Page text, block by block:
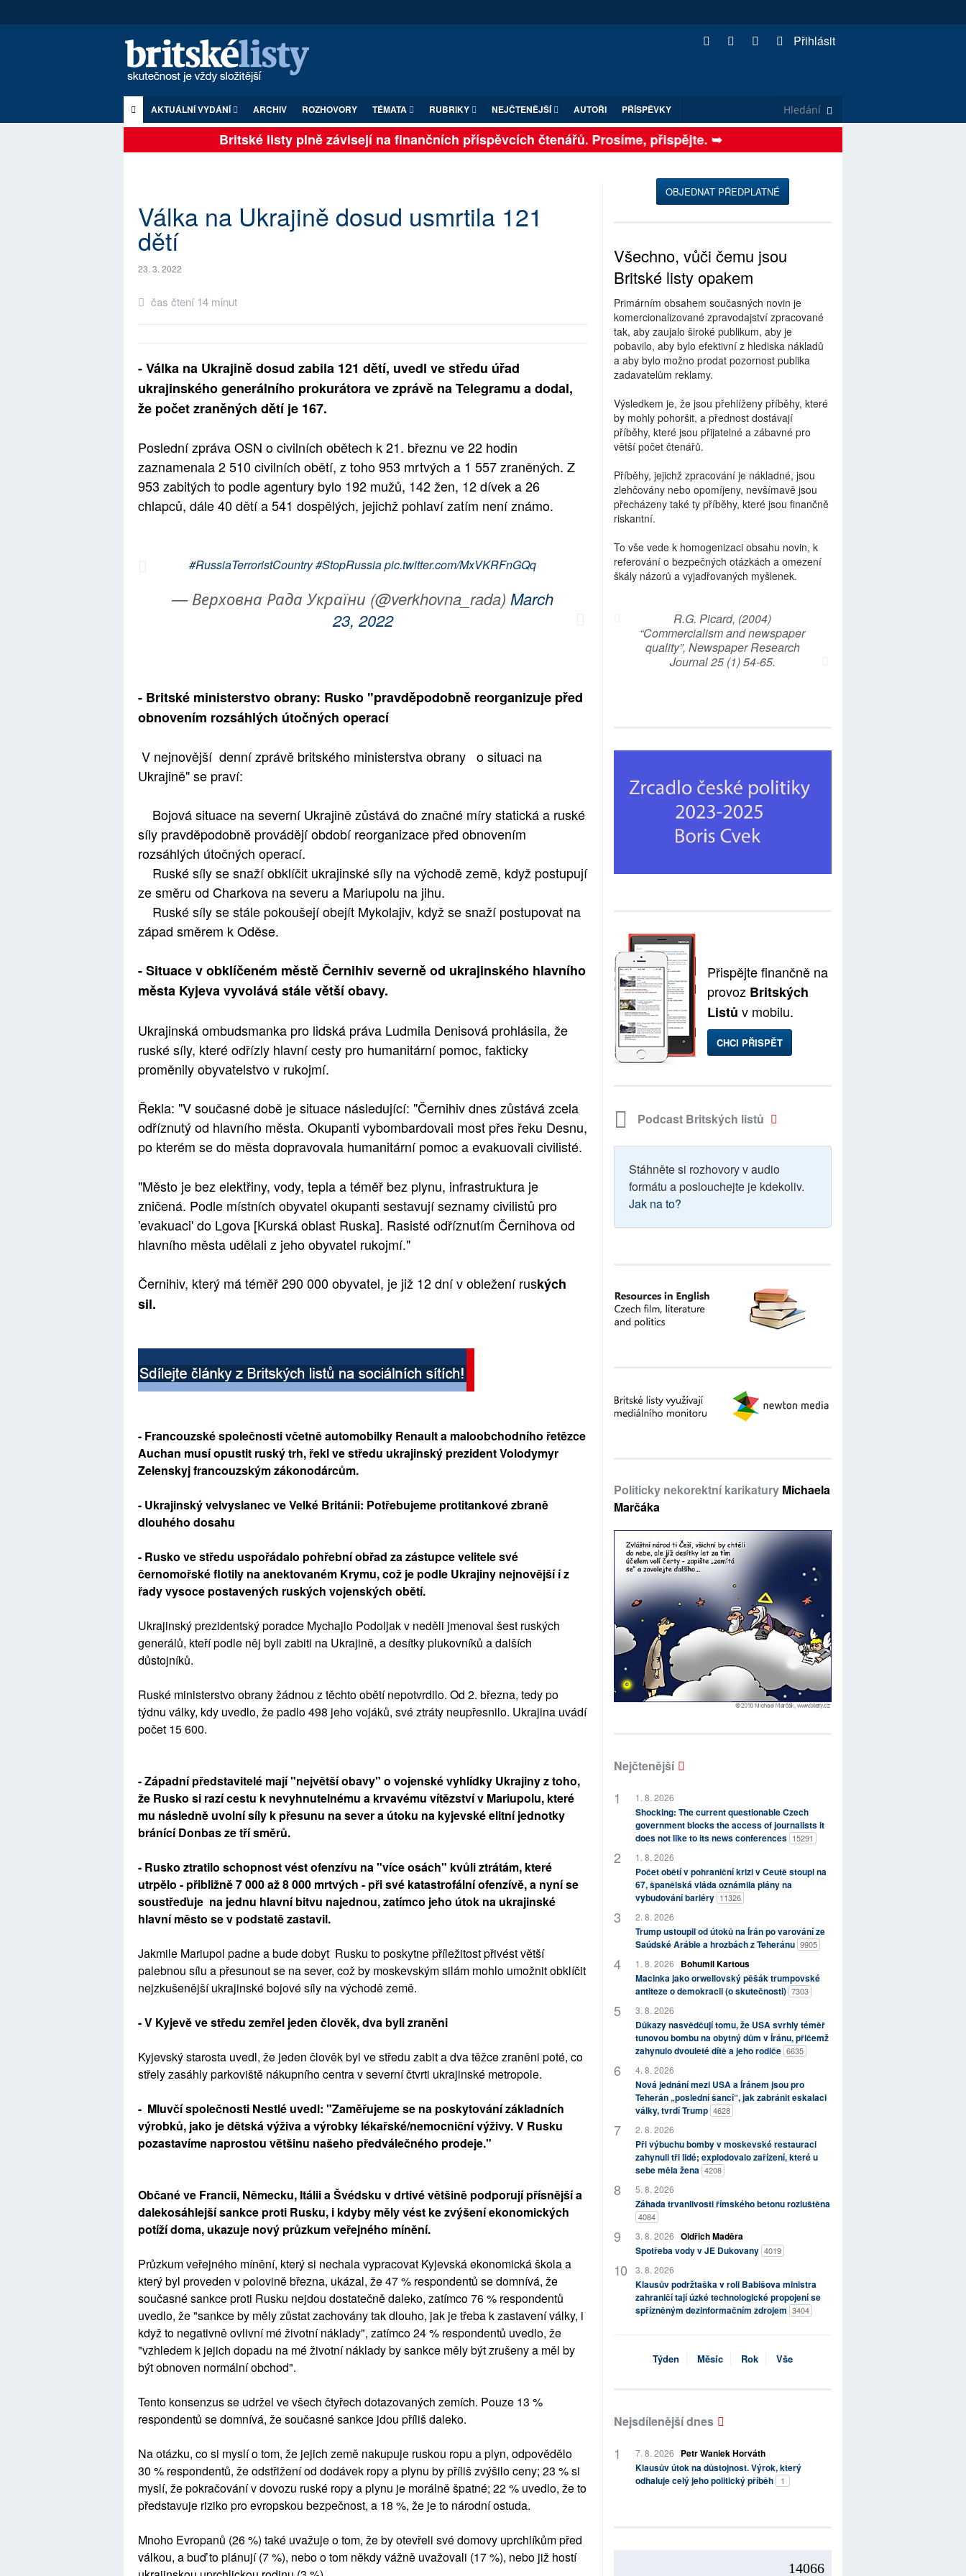
Přihlásit
AKTUÁLNÍ VYDÁNÍ ARCHIV ROZHOVORY TÉMATA RUBRIKY NEJČTENĚJŠÍ AUTOŘI PŘÍSPĚVKY
Britské listy plně závisejí na finančních příspěvcích čtenářů. Prosíme, přispějte. ➥
Válka na Ukrajině dosud usmrtila 121
dětí
23. 3. 2022
čas čtení 14 minut
- Válka na Ukrajině dosud zabila 121 dětí, uvedl ve středu úřad
ukrajinského generálního prokurátora ve zprávě na Telegramu a dodal,
že počet zraněných dětí je 167.
Poslední zpráva OSN o civilních obětech k 21. březnu ve 22 hodin
zaznamenala 2 510 civilních obětí, z toho 953 mrtvých a 1 557 zraněných. Z
953 zabitých to podle agentury bylo 192 mužů, 142 žen, 12 dívek a 26
chlapců, dále 40 dětí a 541 dospělých, jejichž pohlaví zatím není známo.
#RussiaTerroristCountry#StopRussiapic.twitter.com/MxVKRFnGQq
— Верховна Рада України (@verkhovna_rada)March
23, 2022
- Britské ministerstvo obrany: Rusko "pravděpodobně reorganizuje před
obnovením rozsáhlých útočných operací
V nejnovější denní zprávě britského ministerstva obrany o situaci na
Ukrajině" se praví:
Bojová situace na severní Ukrajině zůstává do značné míry statická a ruské
síly pravděpodobně provádějí období reorganizace před obnovením
rozsáhlých útočných operací.
Ruské síly se snaží obklíčit ukrajinské síly na východě země, když postupují
ze směru od Charkova na severu a Mariupolu na jihu.
Ruské síly se stále pokoušejí obejít Mykolajiv, když se snaží postupovat na
západ směrem k Oděse.
- Situace v obklíčeném městě Černihiv severně od ukrajinského hlavního
města Kyjeva vyvolává stále větší obavy.
Ukrajinská ombudsmanka pro lidská práva Ludmila Denisová prohlásila, že
ruské síly, které odřízly hlavní cesty pro humanitární pomoc, fakticky
proměnily obyvatelstvo v rukojmí.
Řekla: "V současné době je situace následující: "Černihiv dnes zůstává zcela
odříznutý od hlavního města. Okupanti vybombardovali most přes řeku Desnu,
po kterém se do města dopravovala humanitární pomoc a evakuovali civilisté.
"Město je bez elektřiny, vody, tepla a téměř bez plynu, infrastruktura je
zničená. Podle místních obyvatel okupanti sestavují seznamy civilistů pro
'evakuaci' do Lgova [Kurská oblast Ruska]. Rasisté odříznutím Černihova od
hlavního města udělali z jeho obyvatel rukojmí."
Černihiv, který má téměř 290 000 obyvatel, je již 12 dní v obležení ruských
sil.
- Francouzské společnosti včetně automobilky Renault a maloobchodního řetězce
Auchan musí opustit ruský trh, řekl ve středu ukrajinský prezident Volodymyr
Zelenskyj francouzským zákonodárcům.
- Ukrajinský velvyslanec ve Velké Británii: Potřebujeme protitankové zbraně
dlouhého dosahu
- Rusko ve středu uspořádalo pohřební obřad za zástupce velitele své
černomořské flotily na anektovaném Krymu, což je podle Ukrajiny nejnovější í z
řady vysoce postavených ruských vojenských obětí.
Ukrajinský prezidentský poradce Mychajlo Podoljak v neděli jmenoval šest ruských
generálů, kteří podle něj byli zabiti na Ukrajině, a desítky plukovníků a dalších
důstojníků.
Ruské ministerstvo obrany žádnou z těchto obětí nepotvrdilo. Od 2. března, tedy po
týdnu války, kdy uvedlo, že padlo 498 jeho vojáků, své ztráty neupřesnilo. Ukrajina uvádí
počet 15 600.
- Západní představitelé mají "největší obavy" o vojenské vyhlídky Ukrajiny z toho,
že Rusko si razí cestu k nevyhnutelnému a krvavému vítězství v Mariupolu, které
mu následně uvolní síly k přesunu na sever a útoku na kyjevské elitní jednotky
bránící Donbas ze tří směrů.
- Rusko ztratilo schopnost vést ofenzívu na "více osách" kvůli ztrátám, které
utrpělo - přibližně 7 000 až 8 000 mrtvých - při své katastrofální ofenzívě, a nyní se
soustřeďuje na jednu hlavní bitvu najednou, zatímco jeho útok na ukrajinské
hlavní město se v podstatě zastavil.
Jakmile Mariupol padne a bude dobyt Rusku to poskytne příležitost přivést větší
palebnou sílu a přesunout se na sever, což by moskevským silám mohlo umožnit obklíčit
nejzkušenější ukrajinské bojové síly na východě země.
- V Kyjevě ve středu zemřel jeden člověk, dva byli zraněni
Kyjevský starosta uvedl, že jeden člověk byl ve středu zabit a dva těžce zraněni poté, co
střely zasáhly parkoviště nákupního centra v severní čtvrti ukrajinské metropole.
- Mluvčí společnosti Nestlé uvedl: "Zaměřujeme se na poskytování základních
výrobků, jako je dětská výživa a výrobky lékařské/nemocniční výživy. V Rusku
pozastavíme naprostou většinu našeho předválečného prodeje."
Občané ve Francii, Německu, Itálii a Švédsku v drtivé většině podporují přísnější a
dalekosáhlejší sankce proti Rusku, i kdyby měly vést ke zvýšení ekonomických
potíží doma, ukazuje nový průzkum veřejného mínění.
Průzkum veřejného mínění, který si nechala vypracovat Kyjevská ekonomická škola a
který byl proveden v polovině března, ukázal, že 47 % respondentů se domnívá, že
současné sankce proti Rusku nejdou dostatečně daleko, zatímco 76 % respondentů
uvedlo, že "sankce by měly zůstat zachovány tak dlouho, jak je třeba k zastavení války, i
když to negativně ovlivní mé životní náklady", zatímco 24 % respondentů uvedlo, že
"vzhledem k jejich dopadu na mé životní náklady by sankce měly být zrušeny a měl by
být obnoven normální obchod".
Tento konsenzus se udržel ve všech čtyřech dotazovaných zemích. Pouze 13 %
respondentů se domnívá, že současné sankce jdou příliš daleko.
Na otázku, co si myslí o tom, že jejich země nakupuje ruskou ropu a plyn, odpovědělo
30 % respondentů, že odstřižení od dodávek ropy a plynu by příliš zvýšilo ceny; 23 % si
myslí, že pokračování v dovozu ruské ropy a plynu je morálně špatné; 22 % uvedlo, že to
představuje riziko pro evropskou bezpečnost, a 18 %, že je to národní ostuda.
Mnoho Evropanů (26 %) také uvažuje o tom, že by otevřeli své domovy uprchlíkům před
válkou, a buď to plánují (7 %), nebo o tom někdy vážně uvažovali (17 %), nebo již hostí
OBJEDNAT PŘEDPLATNÉ
Všechno, vůči čemu jsou
Britské listy opakem
Primárním obsahem současných novin je
komercionalizované zpravodajství zpracované
tak, aby zaujalo široké publikum, aby je
pobavilo, aby bylo efektivní z hlediska nákladů
a aby bylo možno prodat pozornost publika
zadavatelům reklamy.
Výsledkem je, že jsou přehlíženy příběhy, které
by mohly pohoršit, a přednost dostávají
příběhy, které jsou přijatelné a zábavné pro
větší počet čtenářů.
Příběhy, jejichž zpracování je nákladné, jsou
zlehčovány nebo opomíjeny, nevšímavě jsou
přecházeny také ty příběhy, které jsou finančně
riskantní.
To vše vede k homogenizaci obsahu novin, k
referování o bezpečných otázkách a omezení
škály názorů a vyjadřovaných myšlenek.
R.G. Picard, (2004)
“Commercialism and newspaper
quality”, Newspaper Research
Journal 25 (1) 54-65.
Přispějte finančně na
provoz Britských
Listů v mobilu.
CHCI PŘISPĚT
Podcast Britských listů
Stáhněte si rozhovory v audio
formátu a poslouchejte je kdekoliv.
Jak na to?
Politicky nekorektní karikatury Michaela
Marčáka
Nejčtenější
1. 8. 2026
Shocking: The current questionable Czech
government blocks the access of journalists it
does not like to its news conferences 15291
1. 8. 2026
Počet obětí v pohraniční krizi v Ceutě stoupl na
67, španělská vláda oznámila plány na
vybudování bariéry 11326
2. 8. 2026
Trump ustoupil od útoků na Írán po varování ze
Saúdské Arábie a hrozbách z Teheránu 9905
1. 8. 2026
Bohumil Kartous
Macinka jako orwellovský pěšák trumpovské
antiteze o demokracii (o skutečnosti) 7303
3. 8. 2026
Důkazy nasvědčují tomu, že USA svrhly téměř
tunovou bombu na obytný dům v Íránu, přičemž
zahynulo dvouleté dítě a jeho rodiče 6635
4. 8. 2026
Nová jednání mezi USA a Íránem jsou pro
Teherán „poslední šancí“, jak zabránit eskalaci
války, tvrdí Trump 4628
2. 8. 2026
Při výbuchu bomby v moskevské restauraci
zahynuli tři lidé; explodovalo zařízení, které u
sebe měla žena 4208
5. 8. 2026
Záhada trvanlivosti římského betonu rozluštěna
4084
3. 8. 2026 Oldřich Maděra
Spotřeba vody v JE Dukovany 4019
3. 8. 2026
Klausův podržtaška v roli Babišova ministra
zahraničí tají úzké technologické propojení se
spřízněným dezinformačním zdrojem 3404
Týden Měsíc Rok Vše
Nejsdílenější dnes
7. 8. 2026
Petr Waniek Horváth
Klausův útok na důstojnost. Výrok, který
odhaluje celý jeho politický příběh
1
14066